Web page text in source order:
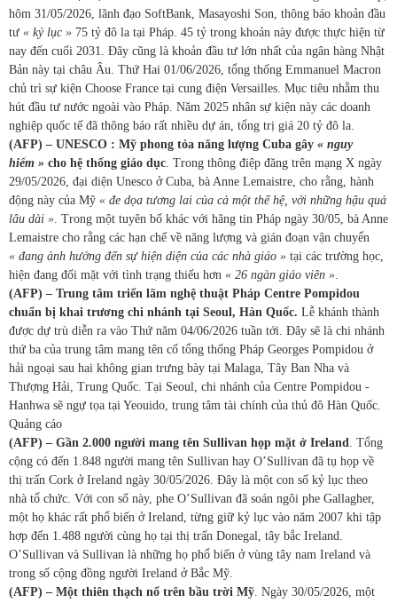
hôm 31/05/2026, lãnh đạo SoftBank, Masayoshi Son, thông báo khoản đầu
tư « kỷ lục » 75 tỷ đô la tại Pháp. 45 tỷ trong khoản này được thực hiện từ
nay đến cuối 2031. Đây cũng là khoản đầu tư lớn nhất của ngân hàng Nhật
Bản này tại châu Âu. Thứ Hai 01/06/2026, tổng thống Emmanuel Macron
chủ trì sự kiện Choose France tại cung điện Versailles. Mục tiêu nhằm thu
hút đầu tư nước ngoài vào Pháp. Năm 2025 nhân sự kiện này các doanh
nghiệp quốc tế đã thông báo rất nhiều dự án, tổng trị giá 20 tỷ đô la.
(AFP) – UNESCO : Mỹ phong tỏa năng lượng Cuba gây « nguy
hiểm » cho hệ thống giáo dục. Trong thông điệp đăng trên mạng X ngày
29/05/2026, đại diện Unesco ở Cuba, bà Anne Lemaistre, cho rằng, hành
động này của Mỹ « đe dọa tương lai của cả một thế hệ, với những hậu quả
lâu dài ». Trong một tuyên bố khác với hãng tin Pháp ngày 30/05, bà Anne
Lemaistre cho rằng các hạn chế về năng lượng và gián đoạn vận chuyển
« đang ảnh hưởng đến sự hiện diện của các nhà giáo » tại các trường học,
hiện đang đối mặt với tình trạng thiếu hơn « 26 ngàn giáo viên ».
(AFP) – Trung tâm triển lãm nghệ thuật Pháp Centre Pompidou
chuẩn bị khai trương chi nhánh tại Seoul, Hàn Quốc. Lễ khánh thành
được dự trù diễn ra vào Thứ năm 04/06/2026 tuần tới. Đây sẽ là chi nhánh
thứ ba của trung tâm mang tên cố tổng thống Pháp Georges Pompidou ở
hải ngoại sau hai không gian trưng bày tại Malaga, Tây Ban Nha và
Thượng Hải, Trung Quốc. Tại Seoul, chi nhánh của Centre Pompidou -
Hanhwa sẽ ngự tọa tại Yeouido, trung tâm tài chính của thủ đô Hàn Quốc.
Quảng cáo
(AFP) – Gần 2.000 người mang tên Sullivan họp mặt ở Ireland. Tổng
cộng có đến 1.848 người mang tên Sullivan hay O’Sullivan đã tụ họp về
thị trấn Cork ở Ireland ngày 30/05/2026. Đây là một con số kỷ lục theo
nhà tổ chức. Với con số này, phe O’Sullivan đã soán ngôi phe Gallagher,
một họ khác rất phổ biến ở Ireland, từng giữ kỷ lục vào năm 2007 khi tập
hợp đến 1.488 người cùng họ tại thị trấn Donegal, tây bắc Ireland.
O’Sullivan và Sullivan là những họ phổ biến ở vùng tây nam Ireland và
trong số cộng đồng người Ireland ở Bắc Mỹ.
(AFP) – Một thiên thạch nổ trên bầu trời Mỹ. Ngày 30/05/2026, một